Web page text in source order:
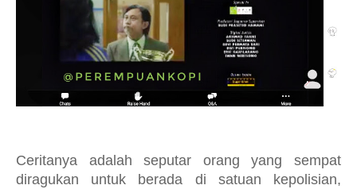
Ceritanya adalah seputar orang yang sempat
diragukan untuk berada di satuan kepolisian,